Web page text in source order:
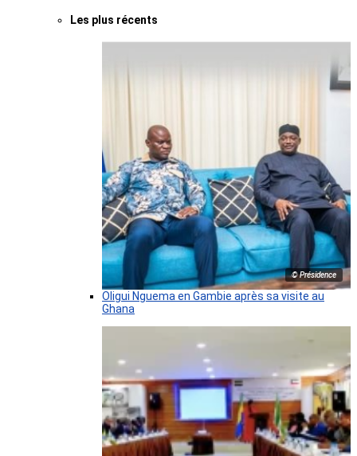
Les plus récents
© Présidence
Oligui Nguema en Gambie après sa visite au
Ghana